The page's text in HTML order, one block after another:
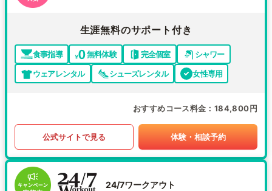
生涯無料のサポート付き
食事指導 無料体験 完全個室
シャワー
ウェアレンタル
シューズレンタル 女性専用
おすすめコース料金 184,800円
公式サイトで見る 体験・相談予約
24/7ワークアウト